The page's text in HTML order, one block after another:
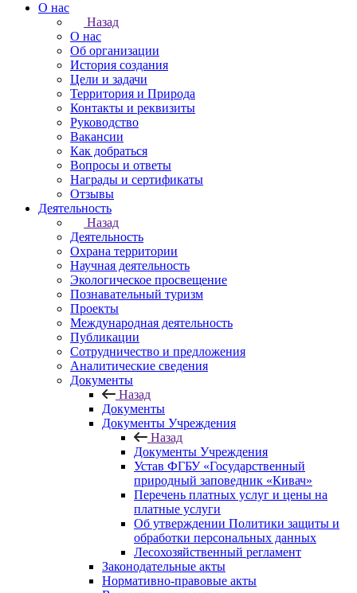
О нас
Назад
О нас
Об организации
История создания
Цели и задачи
Территория и Природа
Контакты и реквизиты
Руководство
Вакансии
Как добраться
Вопросы и ответы
Награды и сертификаты
Отзывы
Деятельность
Назад
Деятельность
Охрана территории
Научная деятельность
Экологическое просвещение
Познавательный туризм
Проекты
Международная деятельность
Публикации
Сотрудничество и предложения
Аналитические сведения
Документы
Назад
Документы
Документы Учреждения
Назад
Документы Учреждения
Устав ФГБУ «Государственный
природный заповедник «Кивач»
Перечень платных услуг и цены на
платные услуги
Об утверждении Политики защиты и
обработки персональных данных
Лесохозяйственный регламент
Законодательные акты
Нормативно-правовые акты